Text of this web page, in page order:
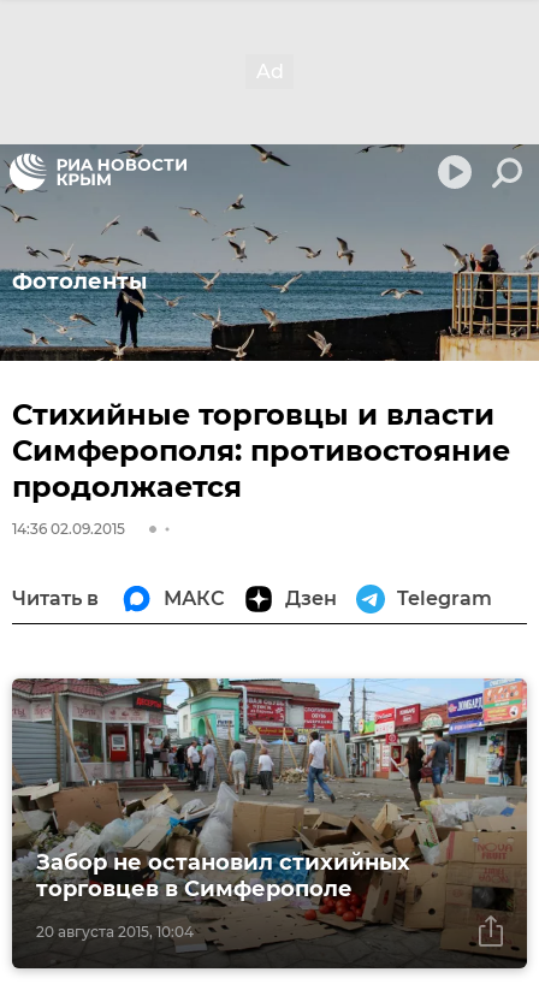
Фотоленты
Стихийные торговцы и власти
Симферополя: противостояние
продолжается
14:36 02.09.2015
Читать в МАКС Дзен Telegram
20 августа 2015, 10:04
Забор не остановил стихийных
торговцев в Симферополе